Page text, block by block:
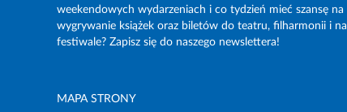
weekendowych wydarzeniach i co tydzień mieć szansę na
wygrywanie książek oraz biletów do teatru, filharmonii i na
festiwale? Zapisz się do naszego newslettera!
MAPA STRONY